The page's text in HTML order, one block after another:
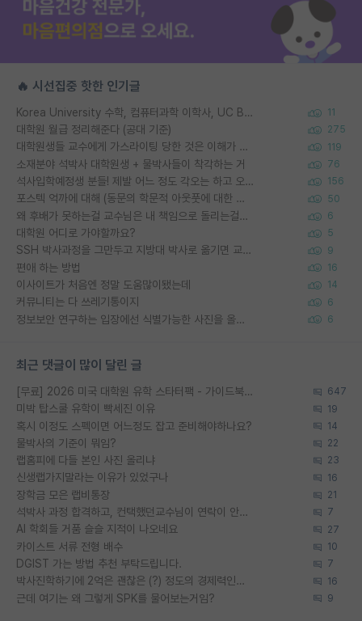
🔥 시선집중 핫한 인기글
Korea University 수학, 컴퓨터과학 이학사, UC Berkeley 산업공학 대학원 공학박사가 되는 것은 쉽지 않겠죠? 11
대학원 월급 정리해준다 (공대 기준) 275
대학원생들 교수에게 가스라이팅 당한 것은 이해가 갑니다. 안타깝네요. 119
소재분야 석박사 대학원생 + 물박사들이 착각하는 거 76
석사입학예정생 분들! 제발 어느 정도 각오는 하고 오세요. 156
포스텍 억까에 대해 (동문의 학문적 아웃풋에 대한 반박) 50
왜 후배가 못하는걸 교수님은 내 책임으로 돌리는걸까요? 6
대학원 어디로 가야할까요? 5
SSH 박사과정을 그만두고 지방대 박사로 옮기면 교수의 꿈은 끝일까요? 9
편애 하는 방법 16
이사이트가 처음엔 정말 도움많이됐는데 14
커뮤니티는 다 쓰레기통이지 6
정보보안 연구하는 입장에선 식별가능한 사진을 올리는건 비추이긴함 6
최근 댓글이 많이 달린 글
[무료] 2026 미국 대학원 유학 스타터팩 - 가이드북 & 합격자 컨택메일 템플릿 647
미박 탑스쿨 유학이 빡세진 이유 19
혹시 이정도 스펙이면 어느정도 잡고 준비해야하나요? 14
물박사의 기준이 뭐임? 22
랩홈피에 다들 본인 사진 올리냐 23
신생랩가지말라는 이유가 있었구나 16
장학금 모은 랩비통장 21
석박사 과정 합격하고, 컨택했던교수님이 연락이 안됩니다... 7
AI 학회들 거품 슬슬 지적이 나오네요 27
카이스트 서류 전형 배수 10
DGIST 가는 방법 추천 부탁드립니다. 7
박사진학하기에 2억은 괜찮은 (?) 정도의 경제력인가요 16
근데 여기는 왜 그렇게 SPK를 물어보는거임? 9